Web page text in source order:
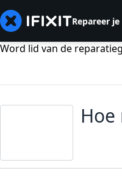
Repareer
Word lid van de